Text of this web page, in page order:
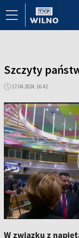
Szczyty
17.04.2024, 16:42
W związku z